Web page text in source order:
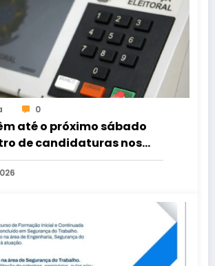
0
até o próximo sábado
de candidaturas nos